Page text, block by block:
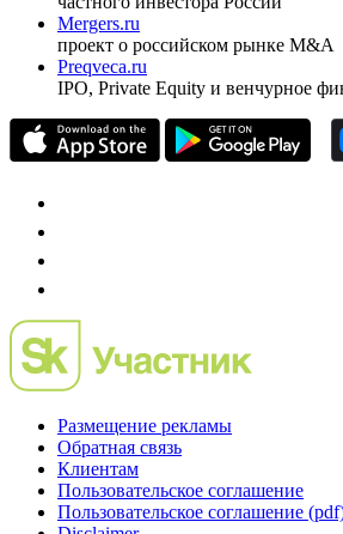
Mergers.ru
проект о российском рынке M&A
Preqveca.ru
IPO, Private Equity и венчурное
Размещение рекламы
Обратная связь
Клиентам
Пользовательское соглашение
Пользовательское соглашение